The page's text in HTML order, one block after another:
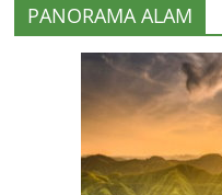
PANORAMA ALAM